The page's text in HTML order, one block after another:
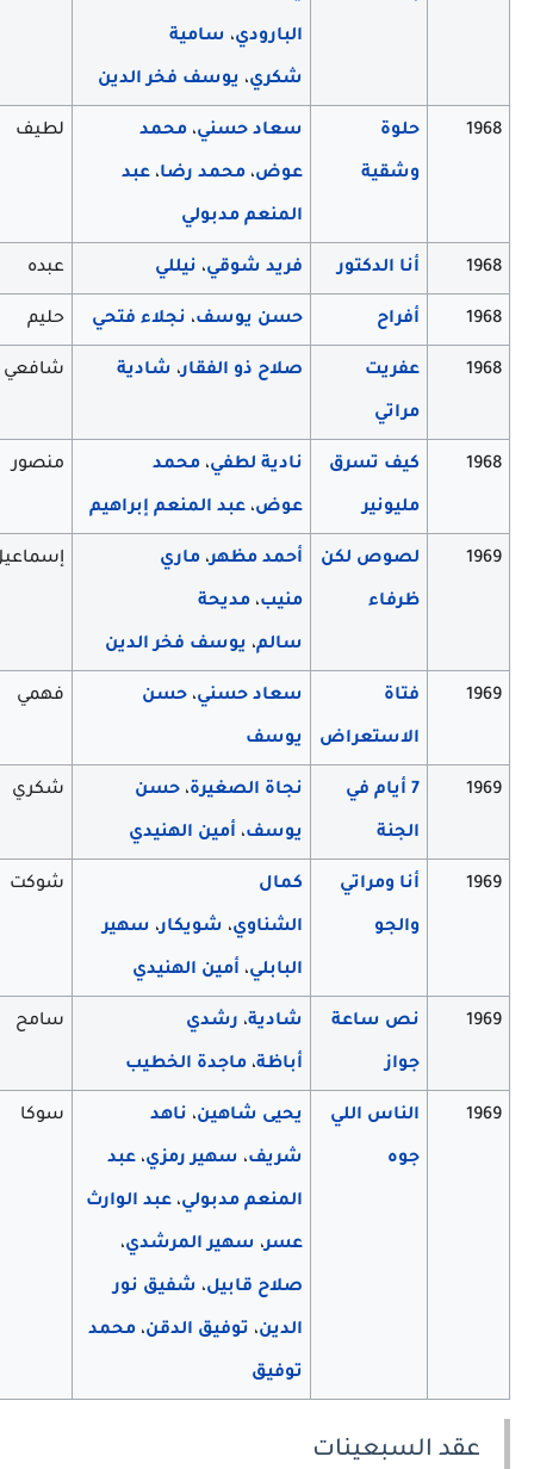
البارودي،سامية
شكري،يوسف فخر الدين
1968 حلوة
وشقية
سعاد حسني،محمد
عوض،محمد رضا،عبد
المنعم مدبولي
لطيف
1968 أنا الدكتور فريد شوقي،نيللي عبده
1968 أفراح حسن يوسف،نجلاء فتحي حليم
1968 عفريت
مراتي
صلاح ذو الفقار،شادية شافعي
1968 كيف تسرق
مليونير
نادية لطفي،محمد
عوض،عبد المنعم إبراهيم
منصور
1969 لصوص لكن
ظرفاء
أحمد مظهر،ماري
منيب،مديحة
سالم،يوسف فخر الدين
إسماعيل
1969 فتاة
الاستعراض
سعاد حسني،حسن
يوسف
فهمي
1969 7 أيام في
الجنة
نجاة الصغيرة،حسن
يوسف،أمين الهنيدي
شكري
1969 أنا ومراتي
والجو
كمال
الشناوي،شويكار،سهير
البابلي،أمين الهنيدي
شوكت
1969 نص ساعة
جواز
شادية،رشدي
أباظة،ماجدة الخطيب
سامح
1969 الناس اللي
جوه
يحيى شاهين،ناهد
شريف،سهير رمزي،عبد
المنعم مدبولي،عبد الوارث
عسر،سهير المرشدي،
صلاح قابيل،شفيق نور
الدين،توفيق الدقن،محمد
توفيق
سوكا
عقد السبعينات